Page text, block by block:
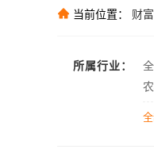
当前位置： 财
所属行业：